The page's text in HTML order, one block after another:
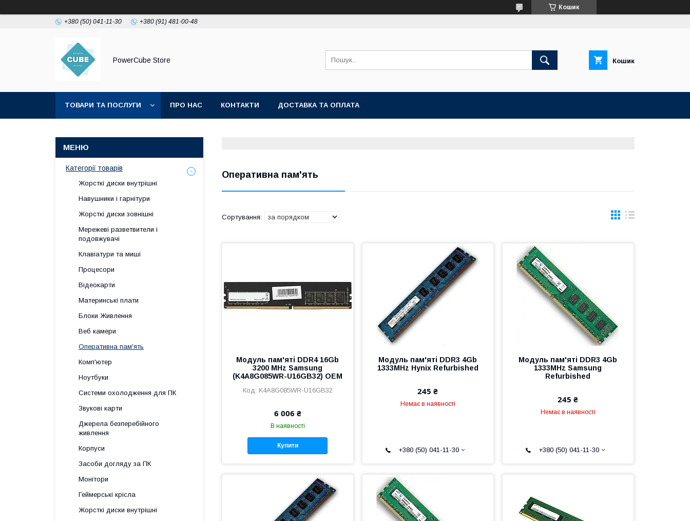
Кошик
+380 (50) 041-11-30 +380 (91) 481-00-48
PowerCube Store Кошик
ТОВАРИ ТА ПОСЛУГИ ПРО НАС КОНТАКТИ ДОСТАВКА ТА ОПЛАТА
Оперативна пам'ять
Модуль пам'яті DDR4 16Gb
3200 MHz Samsung
(K4A8G085WR-U16GB32) OEM
K4A8G085WR-U16GB32
6 006 ₴
В наявності
Купити
Модуль пам'яті DDR3 4Gb
1333MHz Hynix Refurbished
245 ₴
Немає в наявності
+380 (50) 041-11-30
Модуль пам'яті DDR3 4Gb
1333MHz Samsung
Refurbished
245 ₴
Немає в наявності
+380 (50) 041-11-30
Категорії товарів
Жорсткі диски внутрішні
Навушники і гарнітури
Жорсткі диски зовнішні
Мережеві разветвители і
подовжувачі
Клавіатури та миші
Процесори
Відеокарти
Материнські плати
Блоки Живлення
Веб камери
Оперативна пам'ять
Комп'ютер
Ноутбуки
Системи охолодження для ПК
Звукові карти
Джерела безперебійного
живлення
Корпуси
Засоби догляду за ПК
Монітори
Геймерські крісла
Жорсткі диски внутрішні